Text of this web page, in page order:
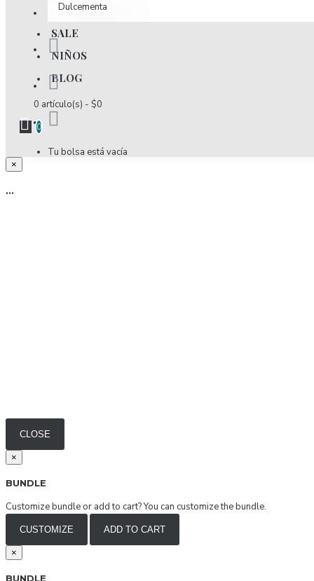
Dulcementa
Dulzamara
D´luchi
Effekt Nutrition
Elixir
Esencia
La Receta
La vie
Lironi Privé
SALE
NIÑOS
BLOG
0 artículo(s) - $0
0
Tu bolsa está vacía
×
...
CLOSE
×
BUNDLE
Customize bundle or add to cart?You can customize the bundle.
CUSTOMIZE ADD TO CART
×
BUNDLE